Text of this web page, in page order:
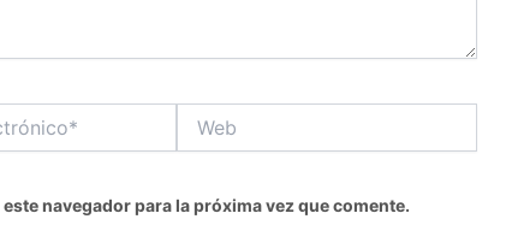
navegador para la próxima vez que comente.